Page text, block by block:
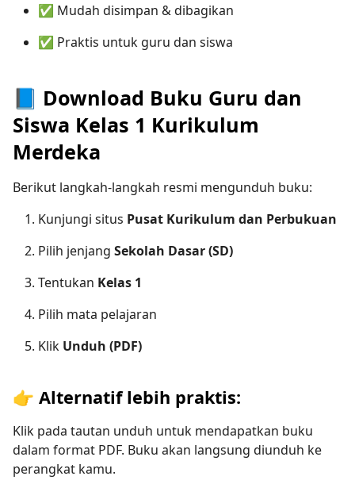
✅ Mudah disimpan & dibagikan
✅ Praktis untuk guru dan siswa
📘 Download Buku Guru dan
Siswa Kelas 1 Kurikulum
Merdeka
Berikut langkah-langkah resmi mengunduh buku:
Kunjungi situs Pusat Kurikulum dan Perbukuan
Pilih jenjang Sekolah Dasar (SD)
Tentukan Kelas 1
Pilih mata pelajaran
Klik Unduh (PDF)
👉 Alternatif lebih praktis:
Klik pada tautan unduh untuk mendapatkan buku
dalam format PDF. Buku akan langsung diunduh ke
perangkat kamu.